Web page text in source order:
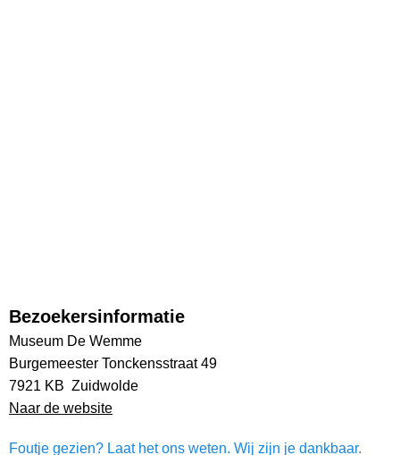
Bezoekersinformatie
Museum De Wemme
Burgemeester Tonckensstraat 49
7921 KB Zuidwolde
Naar de website
Foutje gezien? Laat het ons weten. Wij zijn je dankbaar.